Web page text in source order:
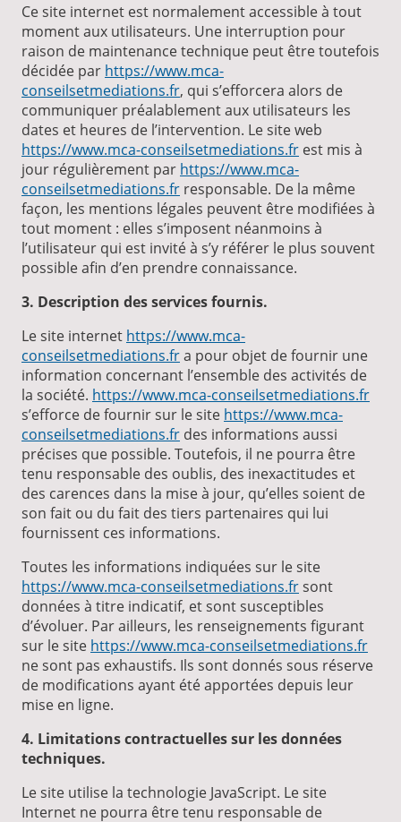
Ce site internet est normalement accessible à tout
moment aux utilisateurs. Une interruption pour
raison de maintenance technique peut être toutefois
décidée par https://www.mca-
conseilsetmediations.fr, qui s’efforcera alors de
communiquer préalablement aux utilisateurs les
dates et heures de l’intervention. Le site web
https://www.mca-conseilsetmediations.fr est mis à
jour régulièrement par https://www.mca-
conseilsetmediations.fr responsable. De la même
façon, les mentions légales peuvent être modifiées à
tout moment : elles s’imposent néanmoins à
l’utilisateur qui est invité à s’y référer le plus souvent
possible afin d’en prendre connaissance.
3. Description des services fournis.
Le site internet https://www.mca-
conseilsetmediations.fra pour objet de fournir une
information concernant l’ensemble des activités de
la société. https://www.mca-conseilsetmediations.fr
s’efforce de fournir sur le site https://www.mca-
conseilsetmediations.fr des informations aussi
précises que possible. Toutefois, il ne pourra être
tenu responsable des oublis, des inexactitudes et
des carences dans la mise à jour, qu’elles soient de
son fait ou du fait des tiers partenaires qui lui
fournissent ces informations.
Toutes les informations indiquées sur le site
https://www.mca-conseilsetmediations.frsont
données à titre indicatif, et sont susceptibles
d’évoluer. Par ailleurs, les renseignements figurant
sur le site https://www.mca-conseilsetmediations.fr
ne sont pas exhaustifs. Ils sont donnés sous réserve
de modifications ayant été apportées depuis leur
mise en ligne.
4. Limitations contractuelles sur les données
techniques.
Le site utilise la technologie JavaScript. Le site
Internet ne pourra être tenu responsable de